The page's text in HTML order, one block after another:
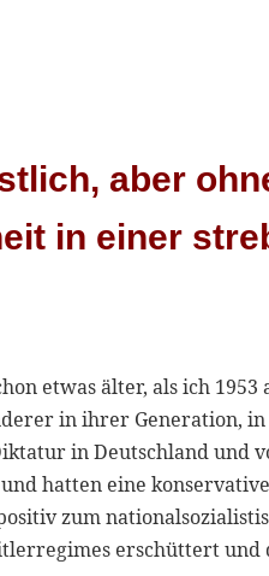
aber
in einer
etwas älter, als ich
in ihrer Generation,
in Deutschland und
hatten eine
zum
erschüttert